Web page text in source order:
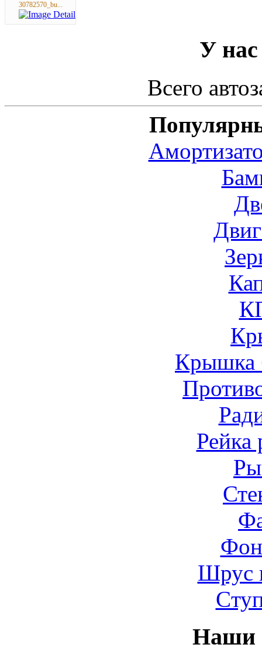
30782570_bu...
У
Всего
Крышка
Рейка
Шрус
Наши